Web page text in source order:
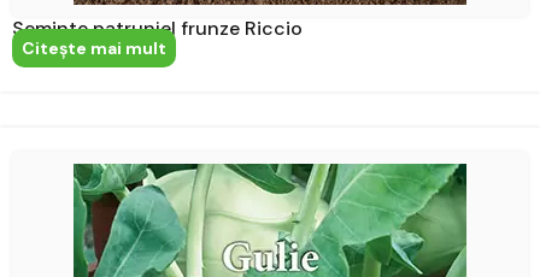
Seminte patrunjel frunze Riccio
Citeşte mai mult